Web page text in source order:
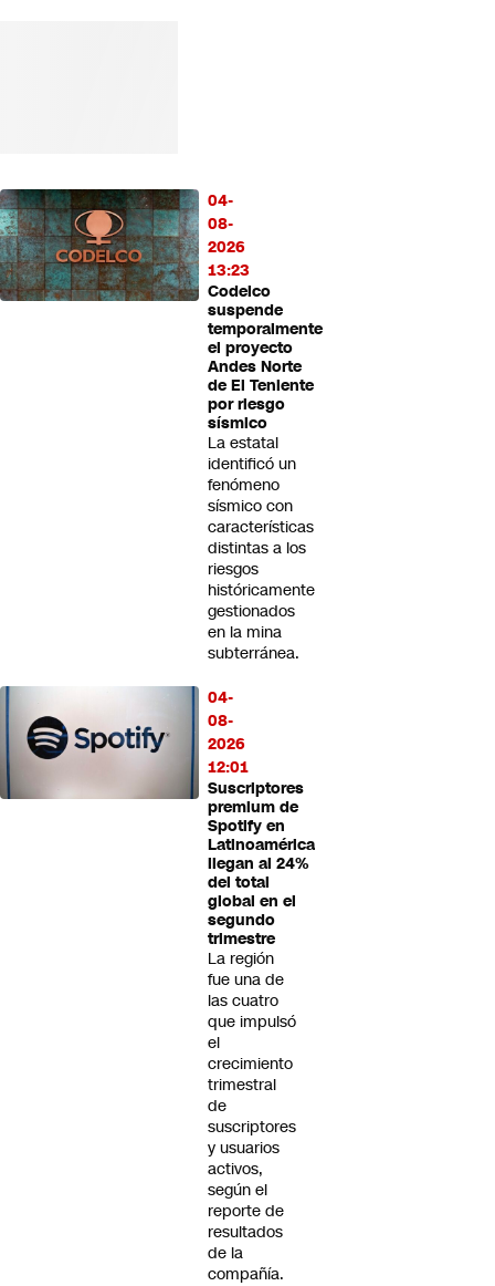
04-
08-
2026
13:23
Codelco
suspende
temporalmente
el proyecto
Andes Norte
de El Teniente
por riesgo
sísmico
La estatal
identificó un
fenómeno
sísmico con
características
distintas a los
riesgos
históricamente
gestionados
en la mina
subterránea.
04-
08-
2026
12:01
Suscriptores
premium de
Spotify en
Latinoamérica
llegan al 24%
del total
global en el
segundo
trimestre
La región
fue una de
las cuatro
que impulsó
el
crecimiento
trimestral
de
suscriptores
y usuarios
activos,
según el
reporte de
resultados
de la
compañía.